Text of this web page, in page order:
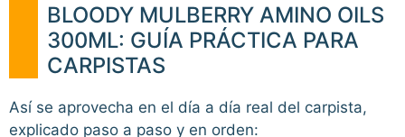
BLOODY MULBERRY AMINO OILS
300ML: GUÍA PRÁCTICA PARA
CARPISTAS
Así se aprovecha en el día a día real del carpista,
explicado paso a paso y en orden: